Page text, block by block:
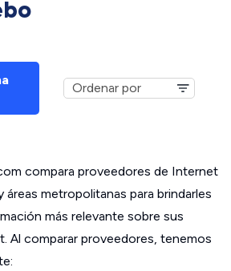
compara proveedores de Internet
metropolitanas para brindarles
más relevante sobre sus
Al comparar proveedores, tenemos